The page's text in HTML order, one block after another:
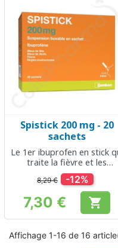
Spistick 200 mg - 20
sachets
Le 1er ibuprofen en stick
traite la fièvre et les
douleurs
8,29 € -12%
Prix
7,30 € 
Affichage 1-16 de 16